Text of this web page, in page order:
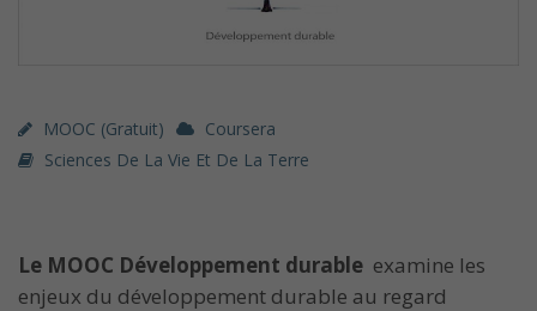
MOOC (gratuit)
Coursera
Sciences De La Vie Et De La Terre
Le MOOC Développement durable examine les
enjeux du développement durable au regard